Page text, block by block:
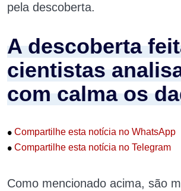
pela descoberta.
A descoberta
cientistas
com calma os
• Compartilhe esta notícia no WhatsApp
• Compartilhe esta notícia no Telegram
Como mencionado acima, são